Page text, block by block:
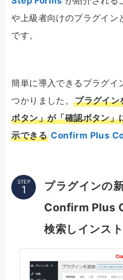
や上級者向けのプラグイン
です。
簡単に導入できるプラグイ
つかりました。プラグイン
ボタン」が「確認ボタン」
示できる Confirm Plus
STEP
プラグインの
Confirm Plus
検索しインス